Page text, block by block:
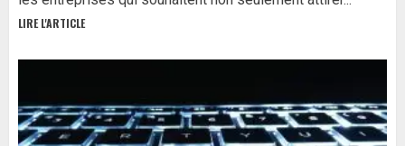
LIRE L'ARTICLE